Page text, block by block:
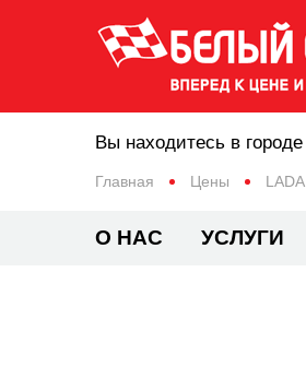
Главная Цены LADA
Вы находитесь в городе
О НАС УСЛУГИ